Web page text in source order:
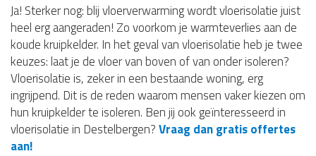
Ja! Sterker nog: blij vloerverwarming wordt vloerisolatie juist
heel erg aangeraden! Zo voorkom je warmteverlies aan de
koude kruipkelder. In het geval van vloerisolatie heb je twee
keuzes: laat je de vloer van boven of van onder isoleren?
Vloerisolatie is, zeker in een bestaande woning, erg
ingrijpend. Dit is de reden waarom mensen vaker kiezen om
hun kruipkelder te isoleren. Ben jij ook geïnteresseerd in
vloerisolatie in Destelbergen?Vraag dan gratis offertes
aan!